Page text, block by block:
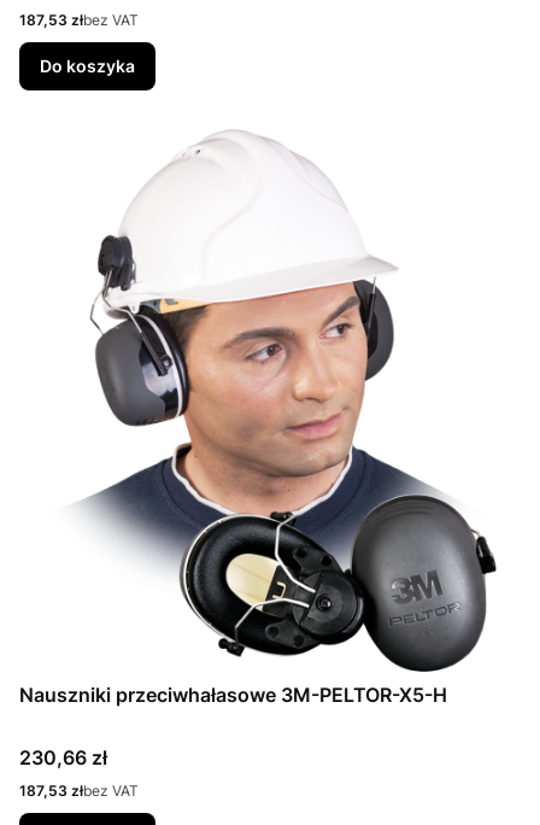
Cena
187,53 złbez VAT
Do koszyka
Nauszniki przeciwhałasowe 3M-PELTOR-X5-H
Cena
230,66 zł
Cena
187,53 złbez VAT